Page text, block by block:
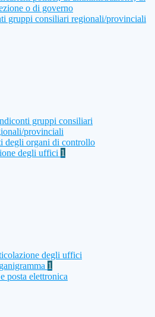
o di governo
gruppi consiliari regionali/provinciali
gruppi consiliari
provinciali
degli organi di controllo
degli uffici 1
degli uffici
1
posta elettronica